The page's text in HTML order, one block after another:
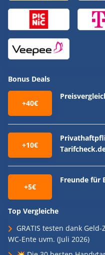
Bonus Deals
+40€
+10€
+5€
Freunde für
Top Vergleiche
GRATIS testen dank
WC-Ente uvm. (Juli 2026)